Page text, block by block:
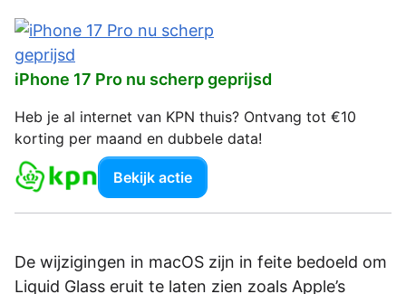
iPhone 17 Pro nu scherp geprijsd
Heb je al internet van KPN thuis? Ontvang tot €10
korting per maand en dubbele data!
Bekijk actie
De wijzigingen in macOS zijn in feite bedoeld om
Liquid Glass eruit te laten zien zoals Apple’s